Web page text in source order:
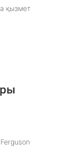
қызмет